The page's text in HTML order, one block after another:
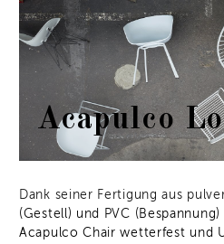
Acapulco
Dank seiner Fertigung aus
(Gestell) und PVC
Acapulco Chair wetterfest und